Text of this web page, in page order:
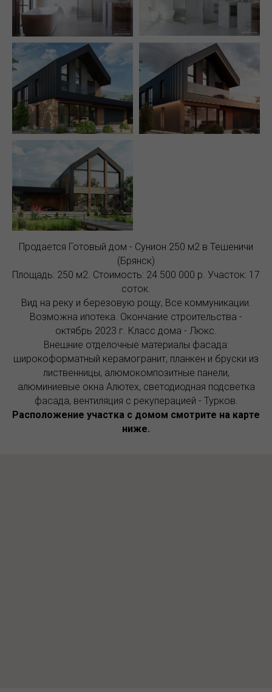
Продается Готовый дом - Сунион 250 м2 в Тешеничи
(Брянск)
Площадь: 250 м2. Стоимость: 24 500 000 р. Участок: 17
соток.
Вид на реку и березовую рощу, Все коммуникации.
Возможна ипотека. Окончание строительства -
октябрь 2023 г. Класс дома - Люкс.
Внешние отделочные материалы фасада:
широкоформатный керамогранит, планкен и бруски из
лиственницы, алюмокомпозитные панели,
алюминиевые окна Алютех, светодиодная подсветка
фасада, вентиляция с рекуперацией - Турков.
Расположение участка с домом смотрите на карте
ниже.